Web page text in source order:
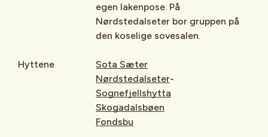
egen lakenpose. På
Nørdstedalseter bor gruppen på
den koselige sovesalen.
Hyttene
Sota Sæter
Nørdstedalseter-
Sognefjellshytta
Skogadalsbøen
Fondsbu